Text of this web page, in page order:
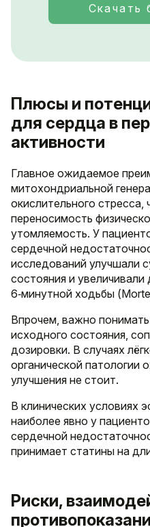
Скачать
Плюсы и
для сердца в
активности
Главное ожидаемое
митохондриальной
окислительного
переносимость
утомляемость. У
сердечной
исследований улучшали
состояния и
6‑минутной ходьбы
Впрочем, важно
исходного состояния,
дозировки. В случаях
органической патологии
улучшения не стоит.
В клинических условиях
наиболее явно у
сердечной
принимает статины на
Риски,